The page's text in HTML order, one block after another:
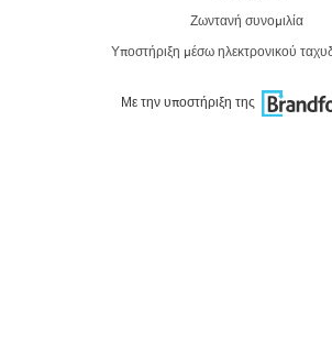
Ζωντανή συνομιλία
Υποστήριξη μέσω ηλεκτρονικού
Με την υποστήριξη της